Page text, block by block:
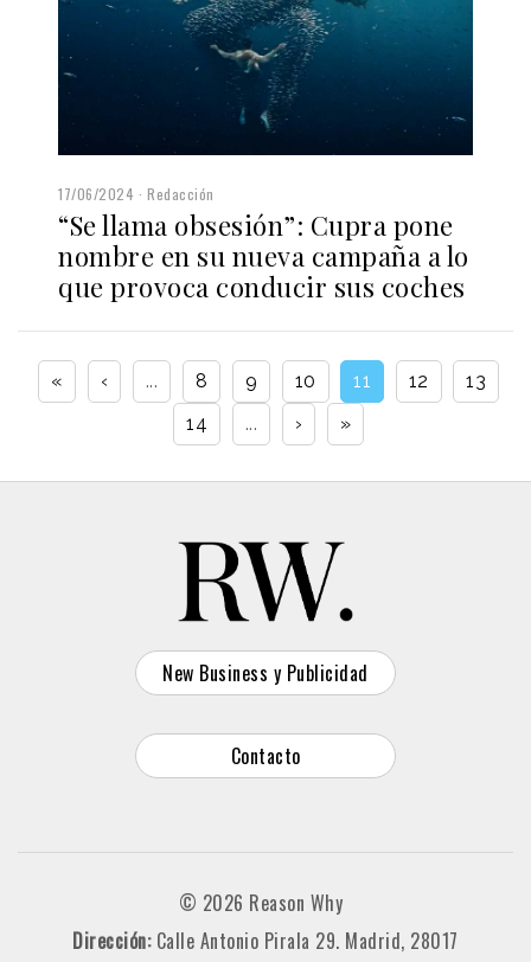
17/06/2024 Redacción
“Se llama obsesión”: Cupra pone
nombre en su nueva campaña a lo
que provoca conducir sus coches
« ‹ ... 8 9 10 11 12
13
14
... › »
New Business y Publicidad
Contacto
© 2026 Reason Why
Dirección: Calle Antonio Pirala 29. Madrid, 28017